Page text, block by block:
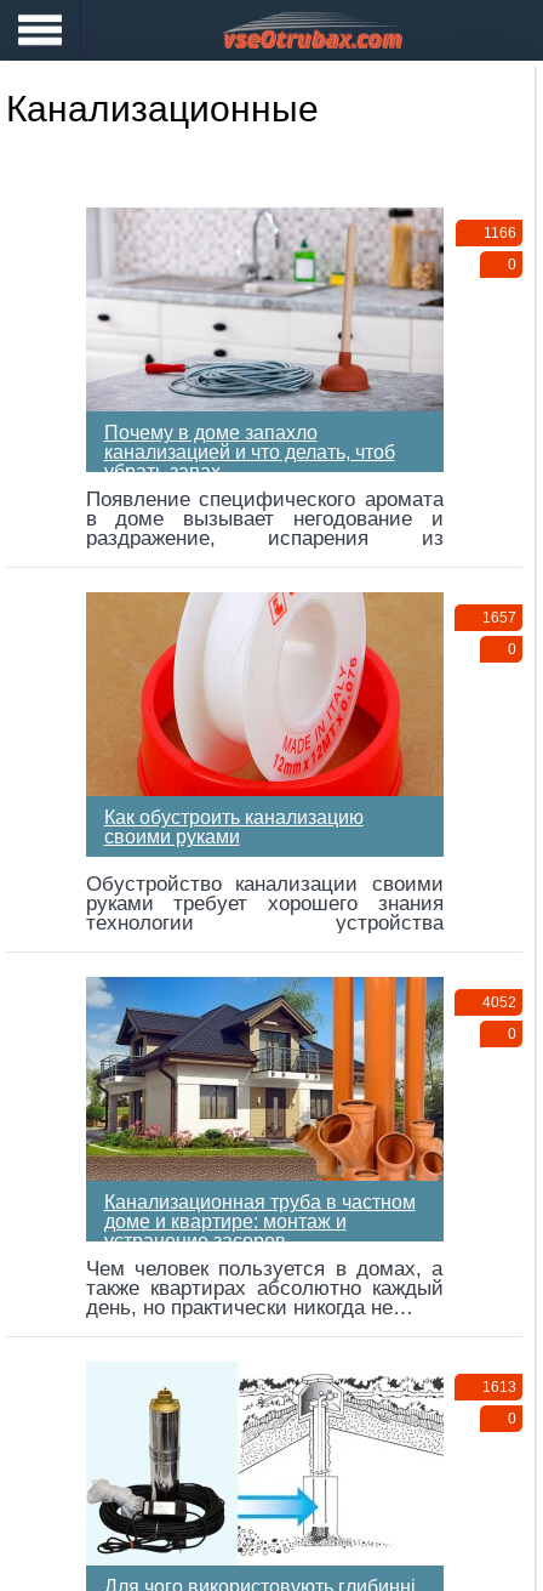
Канализационные
1166
0
Почему в доме запахло
канализацией и что делать, чтоб
убрать запах
Появление специфического аромата
в доме вызывает негодование и
раздражение, испарения из
1657
0
Как обустроить канализацию
своими руками
Обустройство канализации своими
руками требует хорошего знания
технологии устройства
4052
0
Канализационная труба в частном
доме и квартире: монтаж и
устранение засоров
Чем человек пользуется в домах, а
также квартирах абсолютно каждый
день, но практически никогда не…
1613
0
Для чого використовують глибинні